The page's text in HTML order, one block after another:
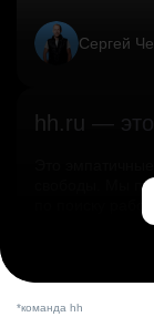
Сергей
hh.ru —
свободы. Мы
по поиску
*команда hh